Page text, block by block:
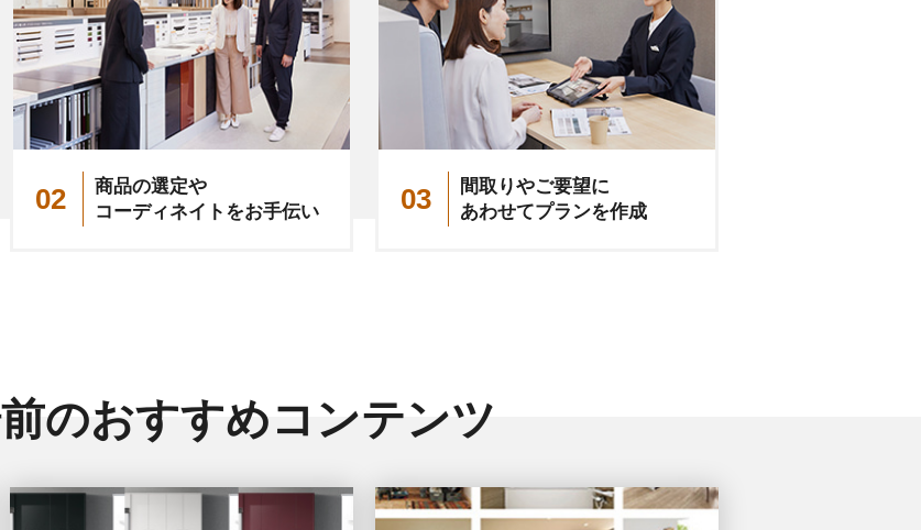
02
商品の選定や
コーディネイトをお手伝い
03
間取りやご要望に
あわせてプランを作成
のおすすめコンテンツ